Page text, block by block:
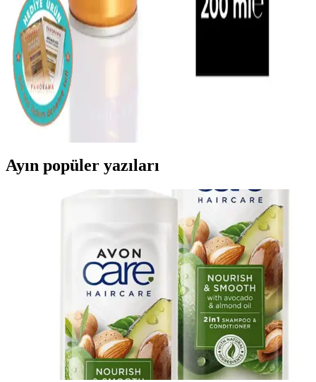
kullanıcı memnuniyetini artırır.
PANORAMA PROFESSIONAL Kuru Şampuan
XXL Volume UV Filtre Güneş Koruyucu Saç Bakım
Ürünü
Bu kuru şampuan, vegan formülüyle saçlara hacim kazandırır,
güneşin zararlı etkilerine karşı koruma sağlar ve kullanım kolaylığı
sunar.
Ayın popüler yazıları